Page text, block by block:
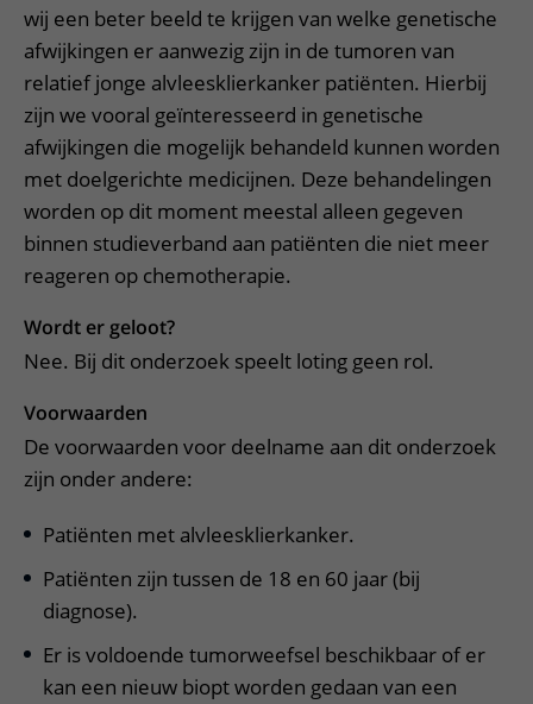
wij een beter beeld te krijgen van welke genetische
afwijkingen er aanwezig zijn in de tumoren van
relatief jonge alvleesklierkanker patiënten. Hierbij
zijn we vooral geïnteresseerd in genetische
afwijkingen die mogelijk behandeld kunnen worden
met doelgerichte medicijnen. Deze behandelingen
worden op dit moment meestal alleen gegeven
binnen studieverband aan patiënten die niet meer
reageren op chemotherapie.
Wordt er geloot?
Nee. Bij dit onderzoek speelt loting geen rol.
Voorwaarden
De voorwaarden voor deelname aan dit onderzoek
zijn onder andere:
Patiënten met alvleesklierkanker.
Patiënten zijn tussen de 18 en 60 jaar (bij
diagnose).
Er is voldoende tumorweefsel beschikbaar of er
kan een nieuw biopt worden gedaan van een